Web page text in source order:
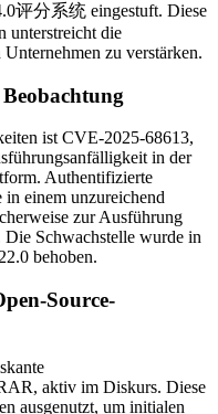
评分系统 eingestuft. Diese
unterstreicht die
zu verstärken.
ist CVE-2025-68613,
in der
Authentifizierte
einem unzureichend
zur Ausführung
Schwachstelle wurde in
behoben.
Source-
aktiv im Diskurs. Diese
ausgenutzt, um initialen